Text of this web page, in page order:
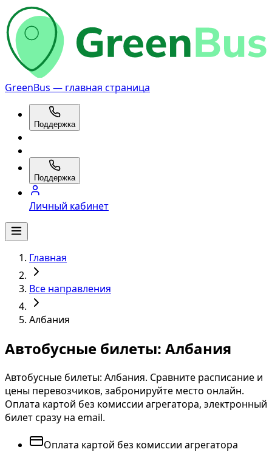
GreenBus — главная страница
Поддержка
Поддержка
Личный кабинет
Главная
Все направления
Албания
Автобусные билеты: Албания
Автобусные билеты: Албания. Сравните расписание и
цены перевозчиков, забронируйте место онлайн.
Оплата картой без комиссии агрегатора, электронный
билет сразу на email.
Оплата картой без комиссии агрегатора